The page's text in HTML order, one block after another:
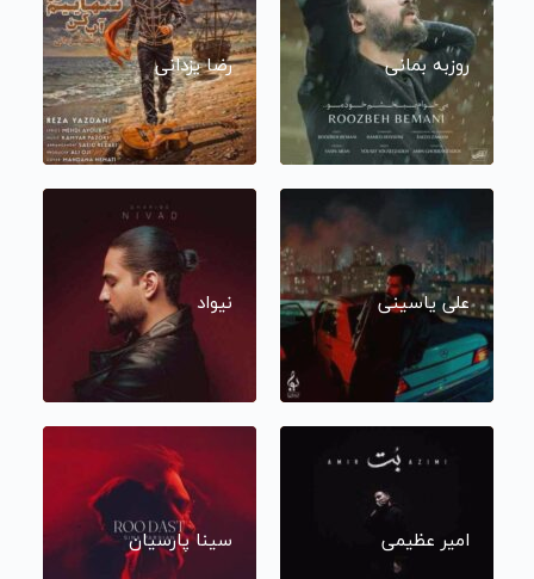
روزبه بمانی رضا یزدانی
علی یاسینی نیواد
امیر عظیمی سینا پارسیان